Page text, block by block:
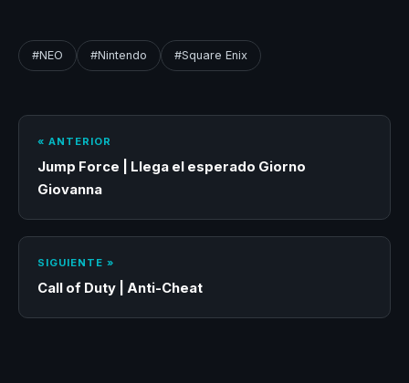
#NEO #Nintendo #Square Enix
« ANTERIOR
Jump Force | Llega el esperado Giorno
Giovanna
SIGUIENTE »
Call of Duty | Anti-Cheat